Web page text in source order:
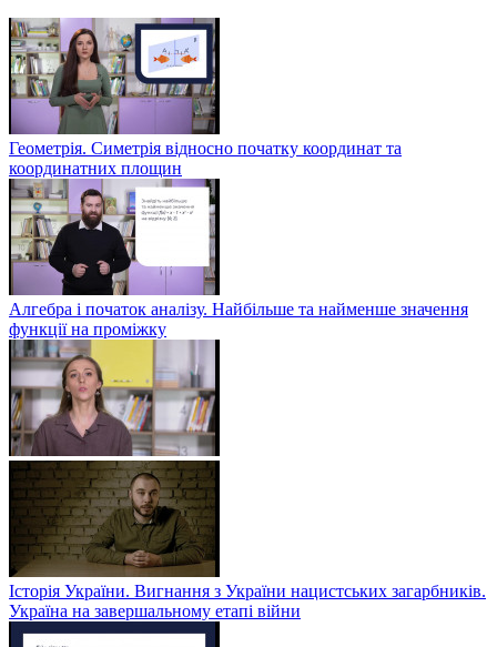
Геометрія. Симетрія відносно початку координат та
координатних площин
Алгебра і початок аналізу. Найбільше та найменше значення
функції на проміжку
Історія України. Вигнання з України нацистських загарбників.
Україна на завершальному етапі війни